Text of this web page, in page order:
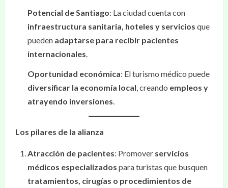
Potencial de Santiago: La ciudad cuenta con
infraestructura sanitaria, hoteles y servicios que
pueden adaptarse para recibir pacientes
internacionales.
Oportunidad económica: El turismo médico puede
diversificar la economía local, creando empleos y
atrayendo inversiones.
Los pilares de la alianza
Atracción de pacientes: Promover servicios
médicos especializados para turistas que busquen
tratamientos, cirugías o procedimientos de